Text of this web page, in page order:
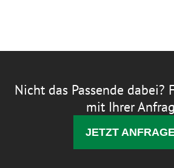
Nicht das Passende dabei?
mit Ihrer
JETZT